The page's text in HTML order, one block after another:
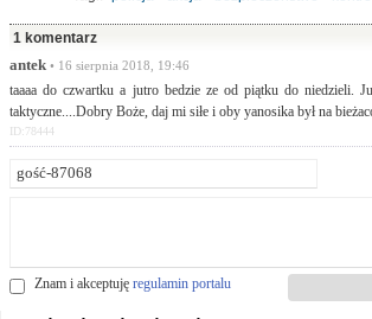
1 komentarz
antek • 16 sierpnia 2018, 19:46
taaaa do czwartku a jutro bedzie ze od piątku do niedzieli.
taktyczne....Dobry Boże, daj mi siłe i oby yanosika był na
ID:78444
Znam i akceptuję regulamin portalu